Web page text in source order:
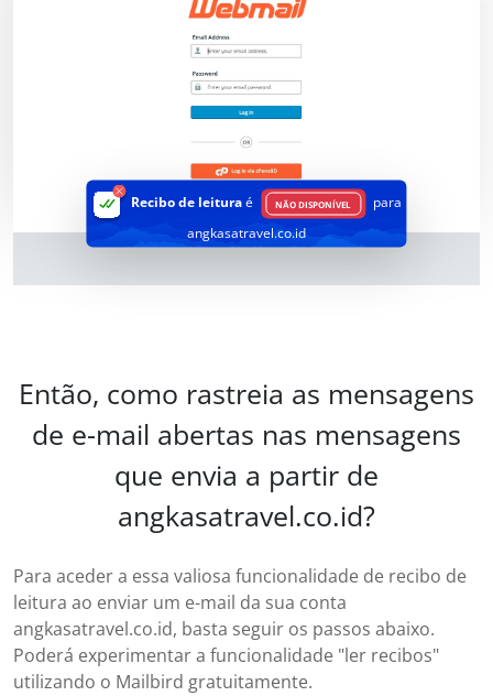
Recibo de leituraé NÃO DISPONÍVEL
para
angkasatravel.co.id
Então, como rastreia as mensagens
de e-mail abertas nas mensagens
que envia a partir de
angkasatravel.co.id?
Para aceder a essa valiosa funcionalidade de recibo de
leitura ao enviar um e-mail da sua conta
angkasatravel.co.id, basta seguir os passos abaixo.
Poderá experimentar a funcionalidade "ler recibos"
utilizando o Mailbird gratuitamente.